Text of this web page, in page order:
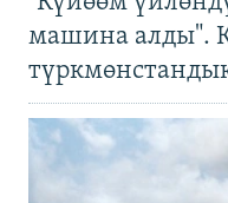
машина алды".